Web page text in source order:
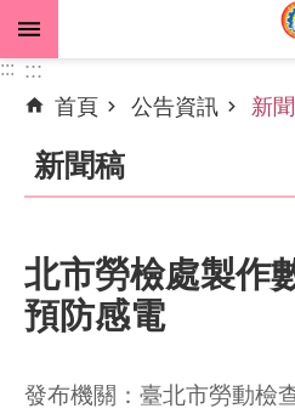
跳到主要內容區塊
進
搜
尋
公
訊
::: :::
首頁
公告資訊 新
新聞稿
北市勞檢處製作
預防感電
發布機關：臺北市勞動檢